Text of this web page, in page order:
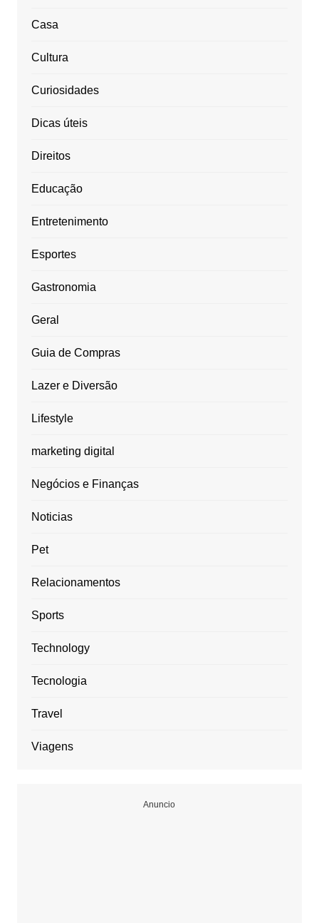
Casa
Cultura
Curiosidades
Dicas úteis
Direitos
Educação
Entretenimento
Esportes
Gastronomia
Geral
Guia de Compras
Lazer e Diversão
Lifestyle
marketing digital
Negócios e Finanças
Noticias
Pet
Relacionamentos
Sports
Technology
Tecnologia
Travel
Viagens
Anuncio